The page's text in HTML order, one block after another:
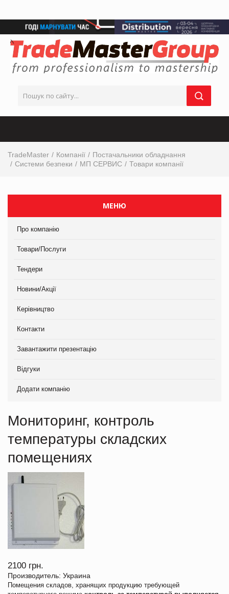
TradeMaster Компанії
Постачальники обладнання
Системи безпеки
МП СЕРВИС Товари компанії
МЕНЮ
Про компанію
Товари/Послуги
Тендери
Новини/Акції
Керівництво
Контакти
Завантажити презентацію
Відгуки
Додати компанію
Мониторинг, контроль
температуры складских
помещениях
2100 грн.
Производитель: Украина
Помещения складов, хранящих продукцию требующей